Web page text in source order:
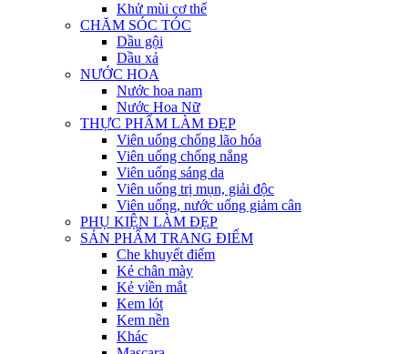
Khử mùi cơ thể
CHĂM SÓC TÓC
Dầu gội
Dầu xả
NƯỚC HOA
Nước hoa nam
Nước Hoa Nữ
THỰC PHẨM LÀM ĐẸP
Viên uống chống lão hóa
Viên uống chống nắng
Viên uống sáng da
Viên uống trị mụn, giải độc
Viên uống, nước uống giảm cân
PHỤ KIỆN LÀM ĐẸP
SẢN PHẨM TRANG ĐIỂM
Che khuyết điểm
Kẻ chân mày
Kẻ viền mắt
Kem lót
Kem nền
Khác